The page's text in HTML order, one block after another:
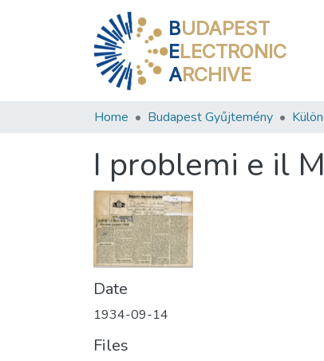
BUDAPEST
ELECTRONIC
ARCHIVE
Home Budapest Gyűjtemény
I problemi e il
Date
1934-09-14
Files